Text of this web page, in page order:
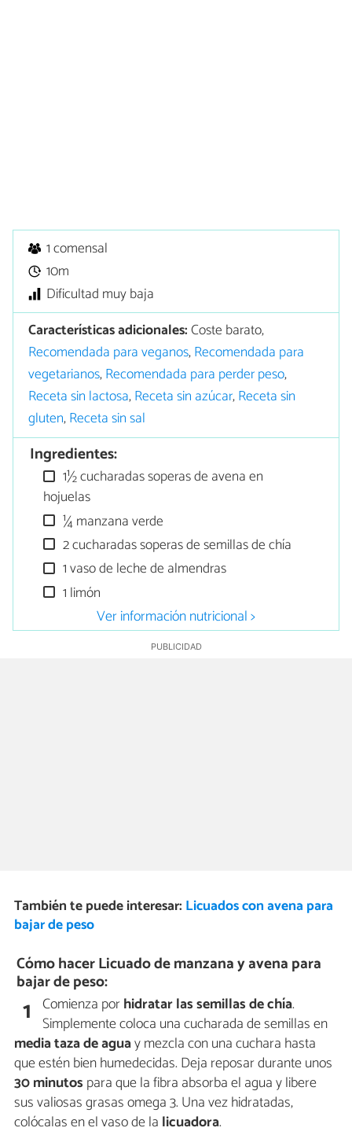
1 comensal
10m
Dificultad muy baja
Características adicionales:Coste barato,
Recomendada para veganos,Recomendada para
vegetarianos,Recomendada para perder peso,
Receta sin lactosa,Receta sin azúcar,Receta sin
gluten,Receta sin sal
Ingredientes:
1½ cucharadas soperas de avena en
hojuelas
¼ manzana verde
2 cucharadas soperas de semillas de chía
1 vaso de leche de almendras
1 limón
Ver información nutricional >
También te puede interesar: Licuados con avena para
bajar de peso
Cómo hacer Licuado de manzana y avena para
bajar de peso:
1 Comienza porhidratar las semillas de chía.
Simplemente coloca una cucharada de semillas en
media taza de aguay mezcla con una cuchara hasta
que estén bien humedecidas. Deja reposar durante unos
30 minutos para que la fibra absorba el agua y libere
sus valiosas grasas omega 3. Una vez hidratadas,
colócalas en el vaso de la licuadora.